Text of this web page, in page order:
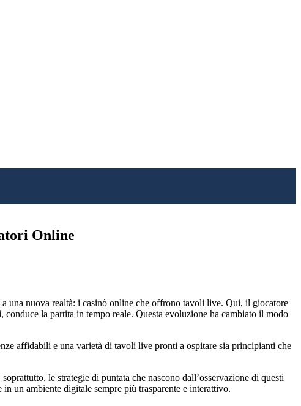
Online
una nuova realtà: i casinò online che offrono tavoli live. Qui, il giocatore
la partita in tempo reale. Questa evoluzione ha cambiato il modo
affidabili e una varietà di tavoli live pronti a ospitare sia principianti che
le strategie di puntata che nascono dall’osservazione di questi
un ambiente digitale sempre più trasparente e interattivo.